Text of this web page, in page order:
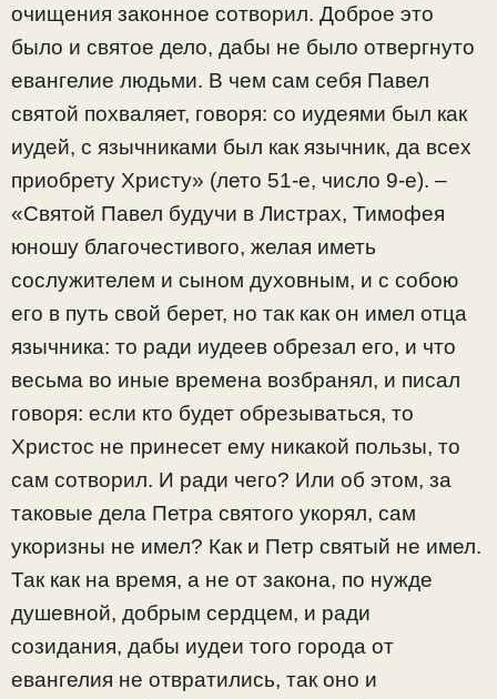
очищения законное сотворил. Доброе это
было и святое дело, дабы не было отвергнуто
евангелие людьми. В чем сам себя Павел
святой похваляет, говоря: со иудеями был как
иудей, с язычниками был как язычник, да всех
приобрету Христу» (лето 51-е, число 9-е). –
«Святой Павел будучи в Листрах, Тимофея
юношу благочестивого, желая иметь
сослужителем и сыном духовным, и с собою
его в путь свой берет, но так как он имел отца
язычника: то ради иудеев обрезал его, и что
весьма во иные времена возбранял, и писал
говоря: если кто будет обрезываться, то
Христос не принесет ему никакой пользы, то
сам сотворил. И ради чего? Или об этом, за
таковые дела Петра святого укорял, сам
укоризны не имел? Как и Петр святый не имел.
Так как на время, а не от закона, по нужде
душевной, добрым сердцем, и ради
созидания, дабы иудеи того города от
евангелия не отвратились, так оно и